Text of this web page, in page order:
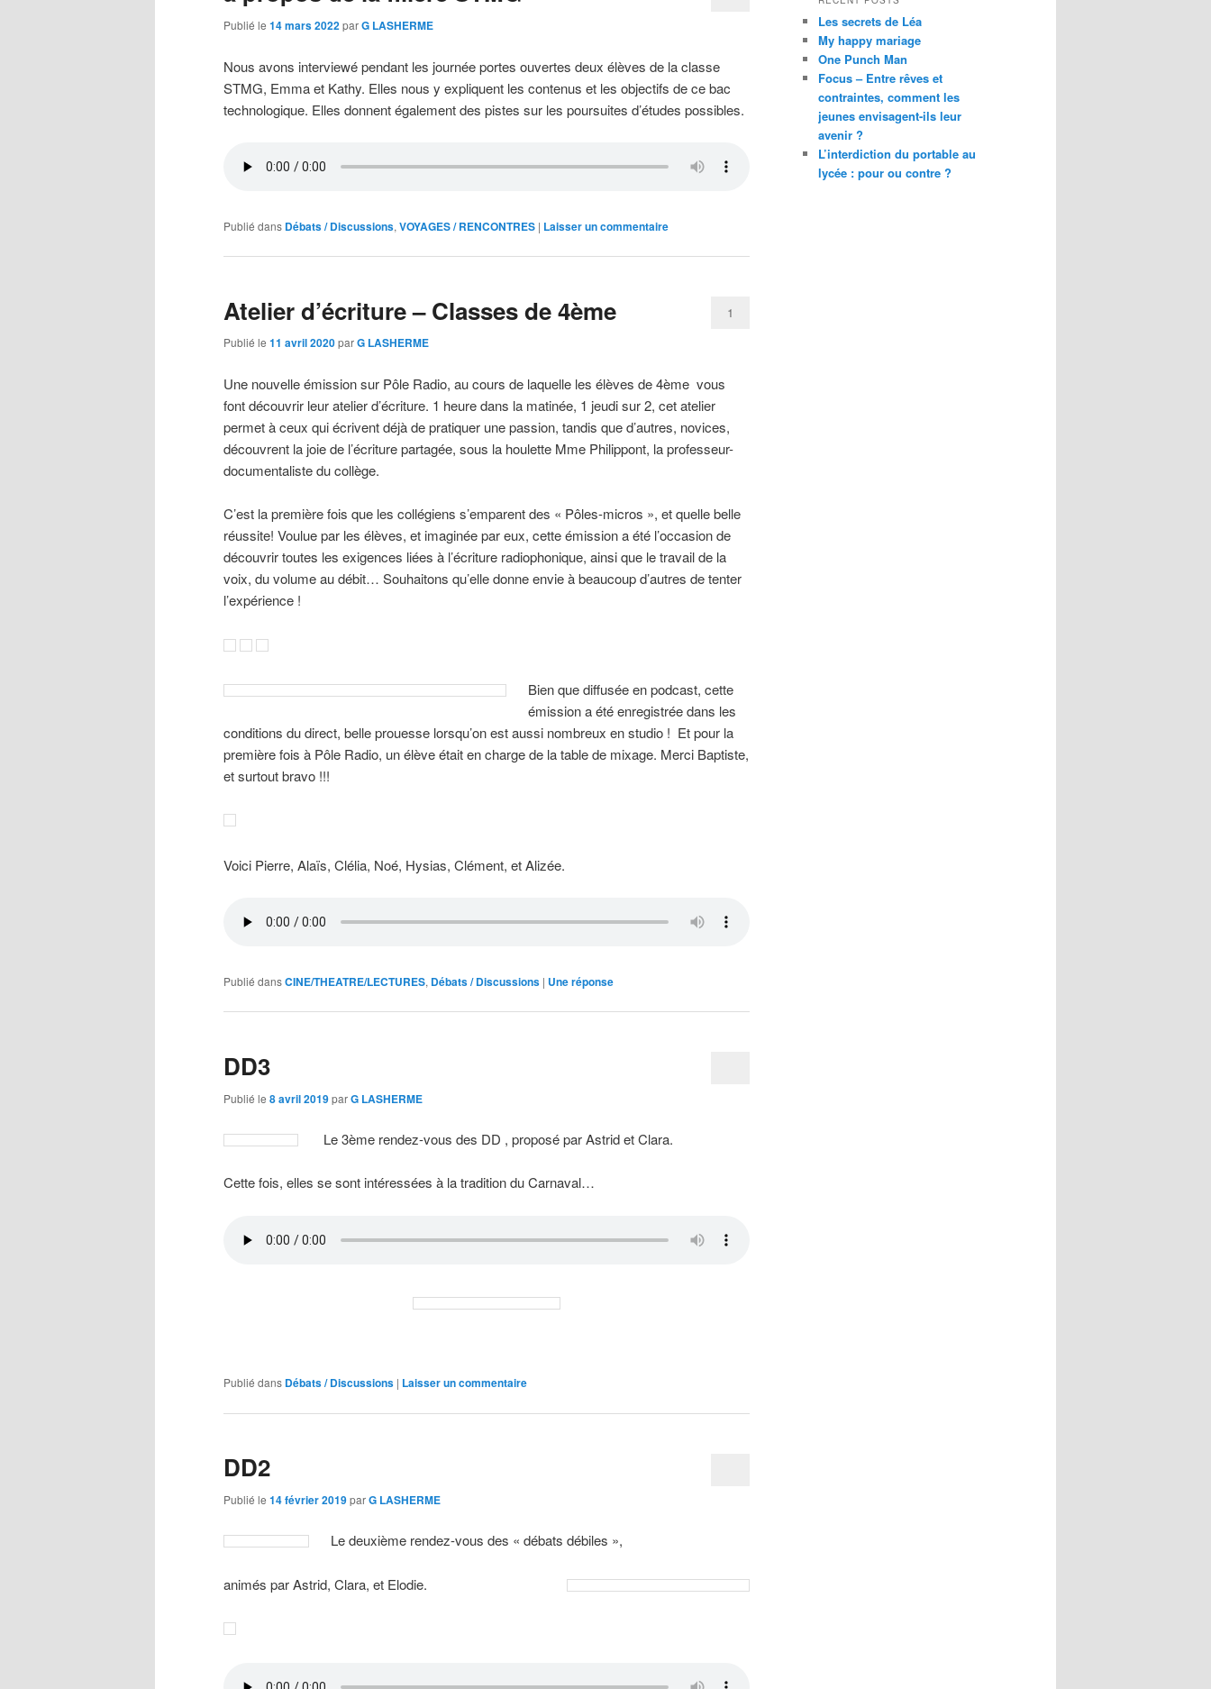
Publié le 14 mars 2022parG LASHERME
Nous avons interviewé pendant les journée portes ouvertes deux élèves de la classe
STMG, Emma et Kathy. Elles nous y expliquent les contenus et les objectifs de ce bac
technologique. Elles donnent également des pistes sur les poursuites d’études possibles.
Publié dans Débats / Discussions, VOYAGES / RENCONTRES | Laisser un commentaire
Atelier d’écriture – Classes de 4ème
Publié le 11 avril 2020parG LASHERME
1
Une nouvelle émission sur Pôle Radio, au cours de laquelle les élèves de 4ème vous
font découvrir leur atelier d’écriture. 1 heure dans la matinée, 1 jeudi sur 2, cet atelier
permet à ceux qui écrivent déjà de pratiquer une passion, tandis que d’autres, novices,
découvrent la joie de l’écriture partagée, sous la houlette Mme Philippont, la professeur-
documentaliste du collège.
C’est la première fois que les collégiens s’emparent des « Pôles-micros », et quelle belle
réussite! Voulue par les élèves, et imaginée par eux, cette émission a été l’occasion de
découvrir toutes les exigences liées à l’écriture radiophonique, ainsi que le travail de la
voix, du volume au débit… Souhaitons qu’elle donne envie à beaucoup d’autres de tenter
l’expérience !
Bien que diffusée en podcast, cette
émission a été enregistrée dans les
conditions du direct, belle prouesse lorsqu’on est aussi nombreux en studio ! Et pour la
première fois à Pôle Radio, un élève était en charge de la table de mixage. Merci Baptiste,
et surtout bravo !!!
Voici Pierre, Alaïs, Clélia, Noé, Hysias, Clément, et Alizée.
Publié dansCINE/THEATRE/LECTURES, Débats / Discussions | Uneréponse
DD3
Publié le 8 avril 2019parG LASHERME
Le 3ème rendez-vous des DD , proposé par Astrid et Clara.
Cette fois, elles se sont intéressées à la tradition du Carnaval…
Publié dans Débats / Discussions | Laisser un commentaire
DD2
Publié le 14 février 2019parG LASHERME
Le deuxième rendez-vous des « débats débiles »,
animés par Astrid, Clara, et Elodie.
r
c
h
e
Les secrets de Léa
My happy mariage
One Punch Man
Focus – Entre rêves et
contraintes, comment les
jeunes envisagent-ils leur
avenir ?
L’interdiction du portable au
lycée : pour ou contre ?